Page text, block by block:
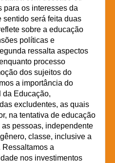
para os interesses da
sentido será feita duas
sobre a educação
políticas e
ressalta aspectos
processo
dos sujeitos do
a importância do
da Educação,
excludentes, as quais
na tentativa de educação
pessoas, independente
classe, inclusive a
a
nos investimentos